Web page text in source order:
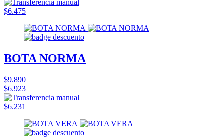
$6.475
BOTA NORMA
$9.890
$6.923
$6.231